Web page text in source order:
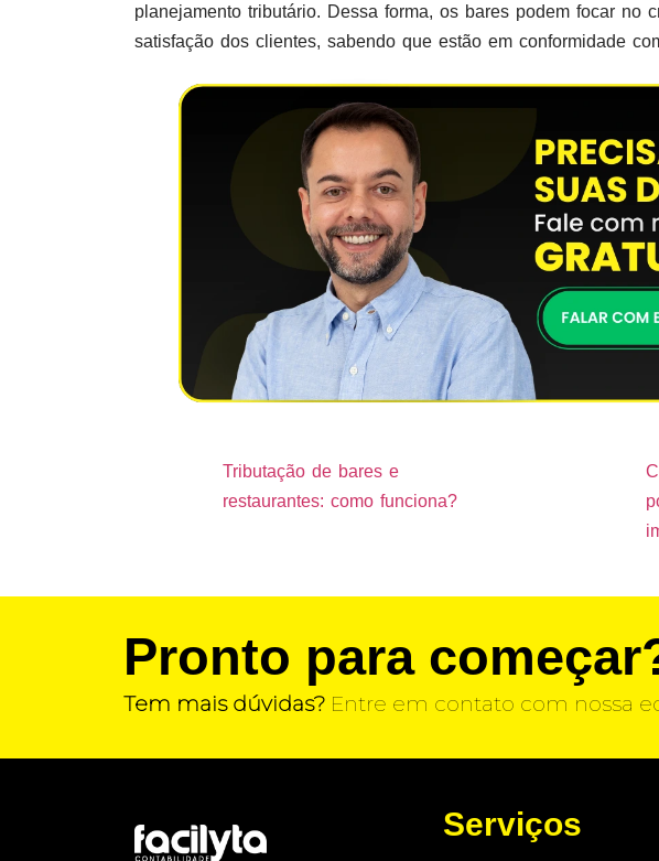
planejamento tributário. Dessa forma, os bares podem focar no
satisfação dos clientes, sabendo que estão em conformidade
Tributação de bares e
restaurantes: como funciona?
Pronto para
Tem mais dúvidas? Entre em contato com nossa
Serviços